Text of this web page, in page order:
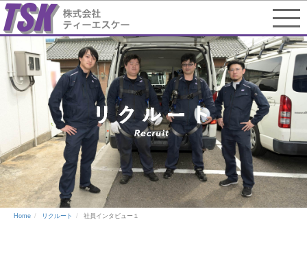
Home リクルート 社員インタビュー１